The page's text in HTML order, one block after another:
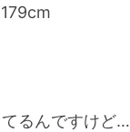
179cm
るんですけど…